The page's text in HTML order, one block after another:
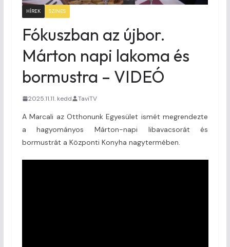
HÍREK SZINES
Fókuszban az újbor.
Márton napi lakoma és
bormustra – VIDEÓ
2025.11.11. kedd TaviTV
A Marcali az Otthonunk Egyesület ismét megrendezte
a hagyományos Márton-napi libavacsorát és
bormustrát a Központi Konyha nagytermében.